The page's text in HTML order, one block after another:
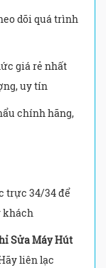
dõi quá trình
giá rẻ nhất
uy tín
chính hãng,
trực 34/34 để
khách
Sửa Máy Hút
liên lạc